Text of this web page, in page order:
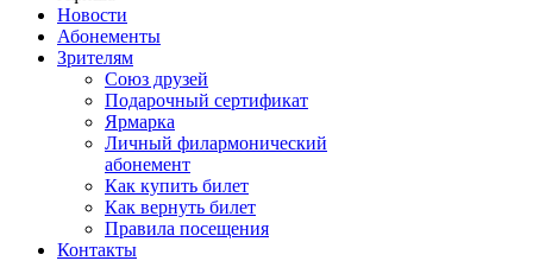
Новости
Абонементы
Зрителям
Союз друзей
Подарочный сертификат
Ярмарка
Личный филармонический
абонемент
Как купить билет
Как вернуть билет
Правила посещения
Контакты